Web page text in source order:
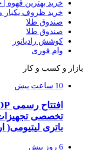
خرید بهترین قهوه |
خرید ظروف
صندوق طلا
صندوق طلا
کوشش رادیاتور
وام فوری
بازار و کسب و کار
10 ساعت پیش
تخصصی
باتری
6 روز پیش